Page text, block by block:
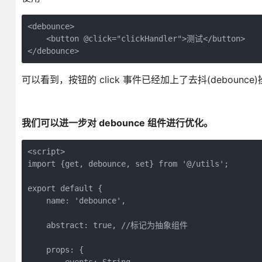
<debounce>
    <button @click="clickHandler">测试</button>
</debounce>
可以看到，按钮的 click 事件已经加上了去抖(debounce)
我们可以进一步对 debounce 组件进行优化。
<script>
import {get, debounce, set} from '@/utils';
export default {
    name: 'debounce',
    abstract: true, //标记为抽象组件
    props: {